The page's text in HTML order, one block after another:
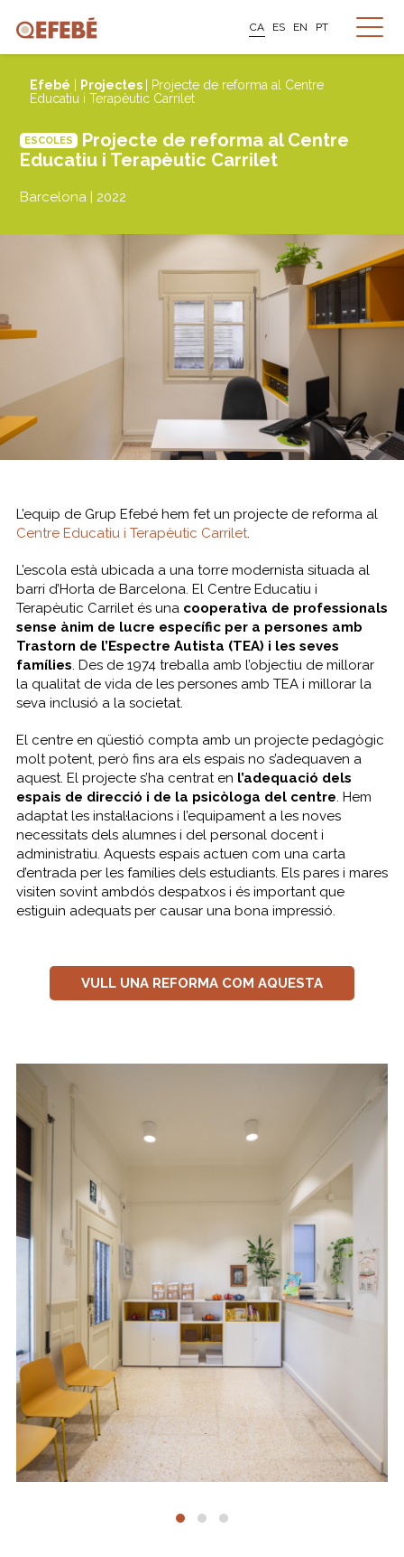
CA ES EN PT
Efebé Projectes
| Projecte de reforma al Centre
Educatiu i Terapèutic Carrilet
ESCOLES
Projecte de reforma al Centre
Educatiu i Terapèutic Carrilet
Barcelona | 2022
L’equip de Grup Efebé hem fet un projecte de reforma al
Centre Educatiu i Terapèutic Carrilet.
L’escola està ubicada a una torre modernista situada al
barri d’Horta de Barcelona. El Centre Educatiu i
Terapèutic Carrilet és una cooperativa de professionals
sense ànim de lucre específic per a persones amb
Trastorn de l’Espectre Autista (TEA) i les seves
famílies. Des de 1974 treballa amb l’objectiu de millorar
la qualitat de vida de les persones amb TEA i millorar la
seva inclusió a la societat.
El centre en qüestió compta amb un projecte pedagògic
molt potent, però fins ara els espais no s’adequaven a
aquest. El projecte s’ha centrat en l’adequació dels
espais de direcció i de la psicòloga del centre. Hem
adaptat les instal·lacions i l’equipament a les noves
necessitats dels alumnes i del personal docent i
administratiu. Aquests espais actuen com una carta
d’entrada per les famílies dels estudiants. Els pares i mares
visiten sovint ambdós despatxos i és important que
estiguin adequats per causar una bona impressió.
VULL UNA REFORMA COM AQUESTA